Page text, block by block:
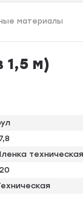
материалы
1,5 м)
техническая